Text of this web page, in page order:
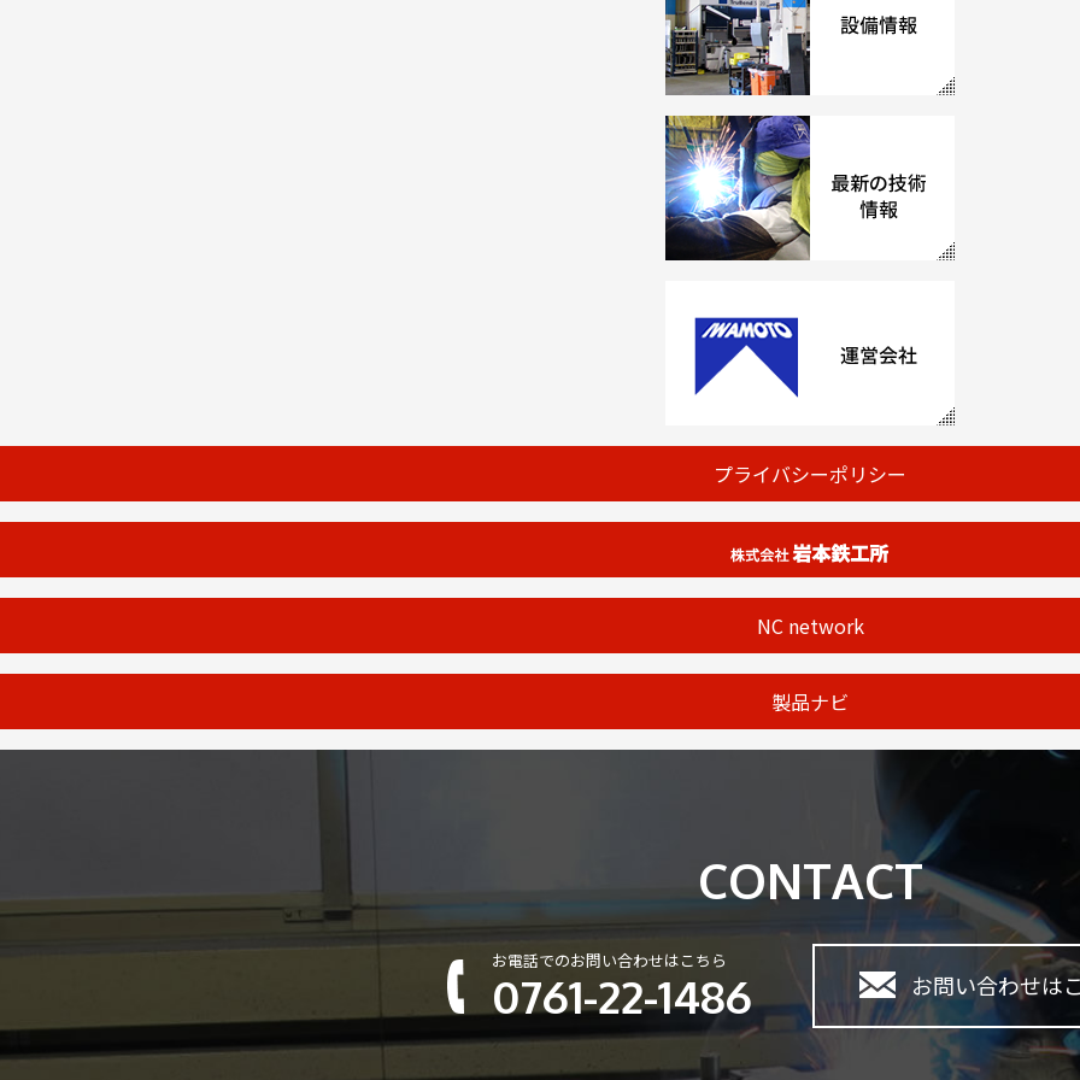
プライバシーポリシー
NC network
製品ナビ
CONTACT
お電話でのお問い合わせはこちら
0761-22-1486 お問い合わせは